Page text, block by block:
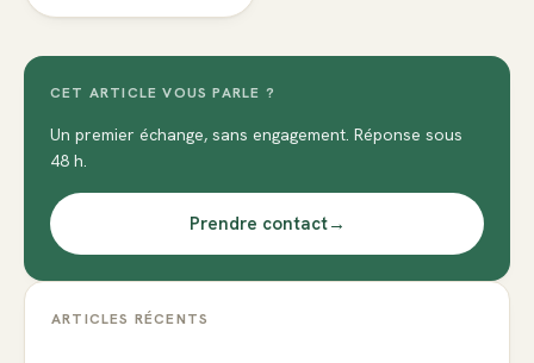
CET ARTICLE VOUS PARLE ?
Un premier échange, sans engagement. Réponse sous
48 h.
Prendre contact→
ARTICLES RÉCENTS